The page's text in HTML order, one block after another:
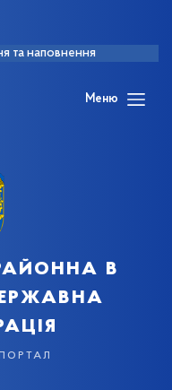
та наповнення
Меню
в